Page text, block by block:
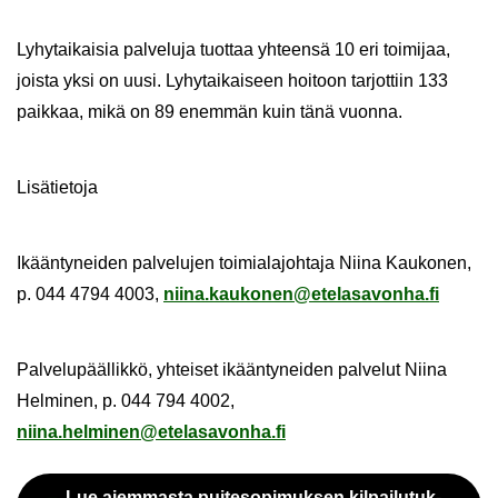
Ly­hy­tai­kai­sia pal­ve­lu­ja tuot­taa yh­teen­sä 10 eri toi­mi­jaa,
jois­ta yksi on uusi. Ly­hy­tai­kai­seen hoi­toon tar­jot­tiin 133
paik­kaa, mikä on 89 enem­män kuin tänä vuon­na.
Li­sä­tie­to­ja
Ikään­ty­nei­den pal­ve­lu­jen toi­mia­la­joh­ta­ja Niina Kau­ko­nen,
p. 044 4794 4003, niina.kau­ko­nen@ete­la­sa­von­ha.fi
Pal­ve­lu­pääl­lik­kö, yh­tei­set ikään­ty­nei­den pal­ve­lut Niina
Hel­mi­nen, p. 044 794 4002,
niina.hel­mi­nen@ete­la­sa­von­ha.fi